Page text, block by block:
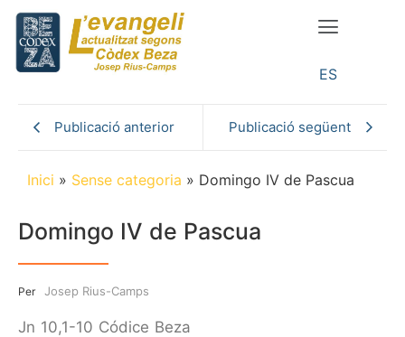
ES
Publicació anterior Publicació següent
Inici » Sense categoria » Domingo IV de Pascua
Domingo IV de Pascua
Per Josep Rius-Camps
Jn 10,1-10 Códice Beza